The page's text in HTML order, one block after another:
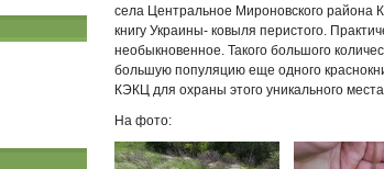
села Центральное Мироновского
книгу Украины- ковыля перистого.
необыкновенное. Такого большого
большую популяцию еще одного
КЭКЦ для охраны этого уникального
На фото: